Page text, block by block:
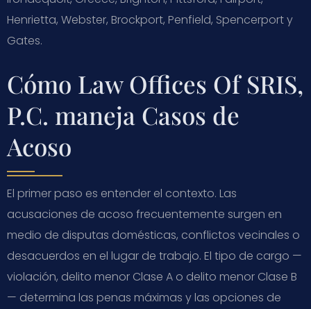
Henrietta, Webster, Brockport, Penfield, Spencerport y
Gates.
Cómo Law Offices Of SRIS,
P.C. maneja Casos de
Acoso
El primer paso es entender el contexto. Las
acusaciones de acoso frecuentemente surgen en
medio de disputas domésticas, conflictos vecinales o
desacuerdos en el lugar de trabajo. El tipo de cargo —
violación, delito menor Clase A o delito menor Clase B
— determina las penas máximas y las opciones de